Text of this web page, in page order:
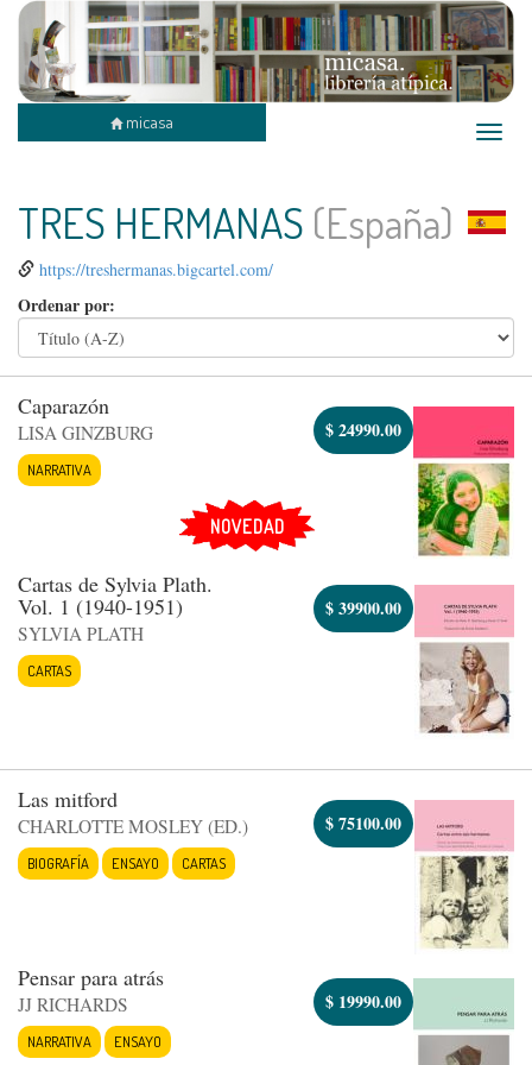
Toggle
micasa
TRES HERMANAS (España)
https://treshermanas.bigcartel.com/
Ordenar por:
Caparazón
LISA GINZBURG
NARRATIVA
$24990.00
NOVEDAD
Cartas de Sylvia Plath.
Vol. 1 (1940-1951)
SYLVIA PLATH
CARTAS
$39900.00
Las mitford
CHARLOTTE MOSLEY (ED.)
BIOGRAFÍA ENSAYO CARTAS
$75100.00
Pensar para atrás
JJ RICHARDS
NARRATIVA ENSAYO
$ 19990.00